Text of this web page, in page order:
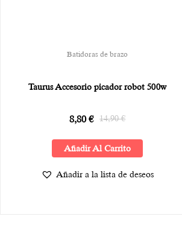
Batidoras de brazo
Taurus Accesorio picador robot 500w
14,90€
8,80€
Añadir Al Carrito
Añadir a la lista de deseos